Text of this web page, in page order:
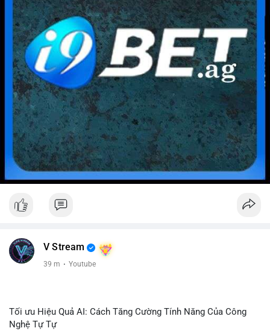
V Stream
39 m · Youtube
Tối ưu Hiệu Quả AI: Cách Tăng Cường Tính Năng Của Công
Nghệ Tự Tự